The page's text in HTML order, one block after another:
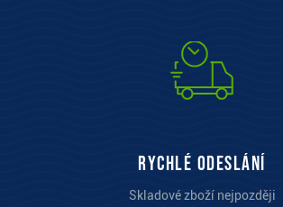
Rychlé odeslání
Skladové zboží nejpozději